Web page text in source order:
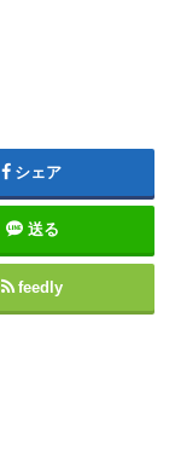
シェア
送る
feedly